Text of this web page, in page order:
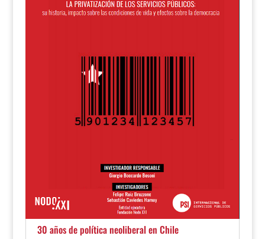
30 años de política neoliberal en Chile